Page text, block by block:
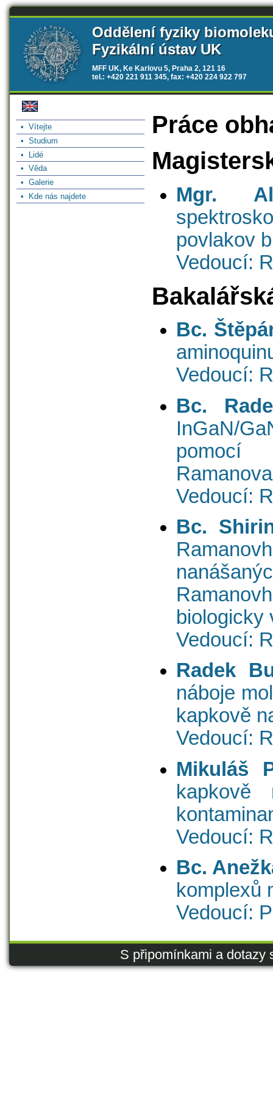
Oddělení fyziky
Fyzikální ústav UK
MFF UK, Ke Karlovu 5, Praha 2, 121 16
tel.: +420 221 911 345, fax: +420 224 922 797
• Vítejte
• Studium
• Lidé
• Věda
• Galerie
• Kde nás najdete
Práce
Mgr.
povlakov
Vedoucí:
Bc.
Vedoucí:
Bc.
InGaN/
pomocí
Vedoucí:
Bc.
biologicky
Vedoucí:
Radek
náboje
kapkově
Vedoucí:
Mikuláš
kapkově
Vedoucí:
Bc.
komplexů
Vedoucí:
S připomínkami a dotazy